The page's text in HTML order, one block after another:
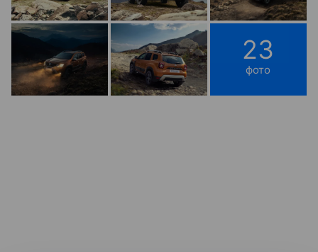
23
фото